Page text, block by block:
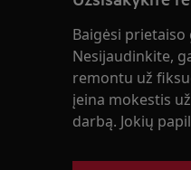
Baigėsi prietaiso
Nesijaudinkite,
remontu už
įeina mokestis
darbą. Jokių